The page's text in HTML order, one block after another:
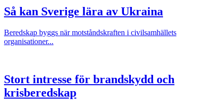
Så kan Sverige lära av Ukraina
Beredskap byggs när motståndskraften i civilsamhällets
organisationer...
Stort intresse för brandskydd och
krisberedskap